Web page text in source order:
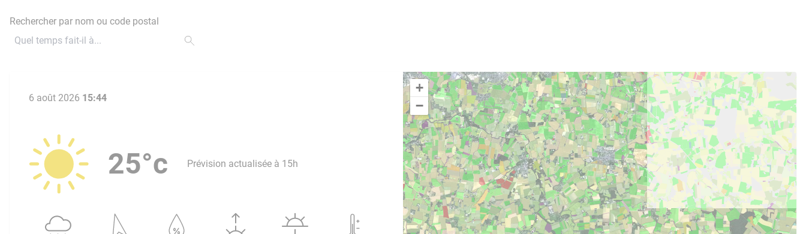
Rechercher par nom ou code postal
+
−
6 août 2026 15:44
25°c Prévision actualisée à 15h